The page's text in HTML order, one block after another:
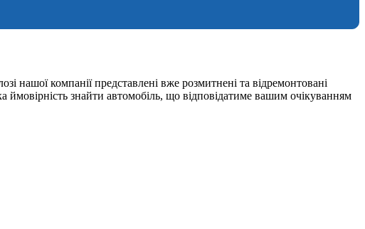
нашої компанії представлені вже розмитнені та відремонтовані
знайти автомобіль, що відповідатиме вашим очікуванням